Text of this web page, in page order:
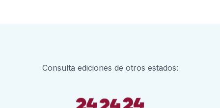
Consulta ediciones de otros estados: